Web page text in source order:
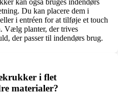
Du kan placere dem i
i entréen for at tilføje et touch
Vælg planter, der trives
der passer til indendørs brug.
i flet
materialer?